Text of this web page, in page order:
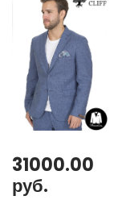
31000.00
руб.